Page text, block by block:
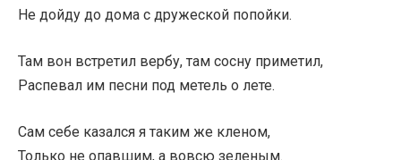
Не дойду до дома с дружеской попойки.
Там вон встретил вербу, там сосну приметил,
Распевал им песни под метель о лете.
Сам себе казался я таким же кленом,
Только не опавшим, а вовсю зеленым.